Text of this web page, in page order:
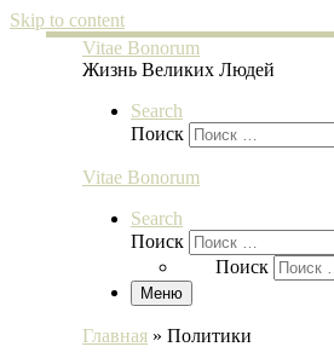
Skip to content
Vitae Bonorum
Жизнь Великих Людей
Search
Поиск
Vitae Bonorum
Search
Поиск
Поиск
Меню
Главная » Политики